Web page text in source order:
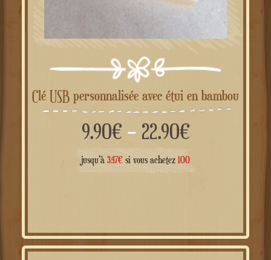
Clé USB personnalisée avec étui en bambou
9.90€ – 22.90€Gamme
de
jusqu'à 3.47€ si vous achetez 100